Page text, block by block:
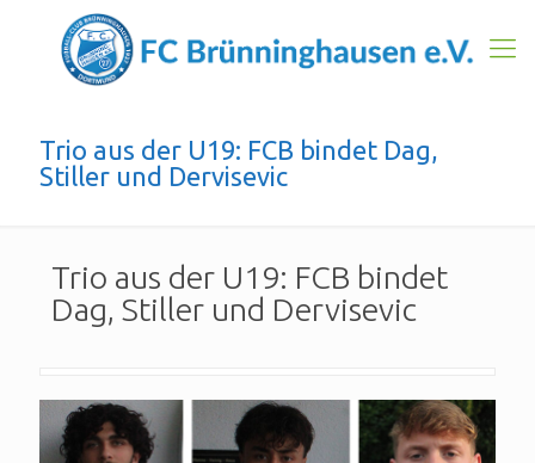
Trio aus der U19: FCB bindet Dag,
Stiller und Dervisevic
Trio aus der U19: FCB bindet
Dag, Stiller und Dervisevic